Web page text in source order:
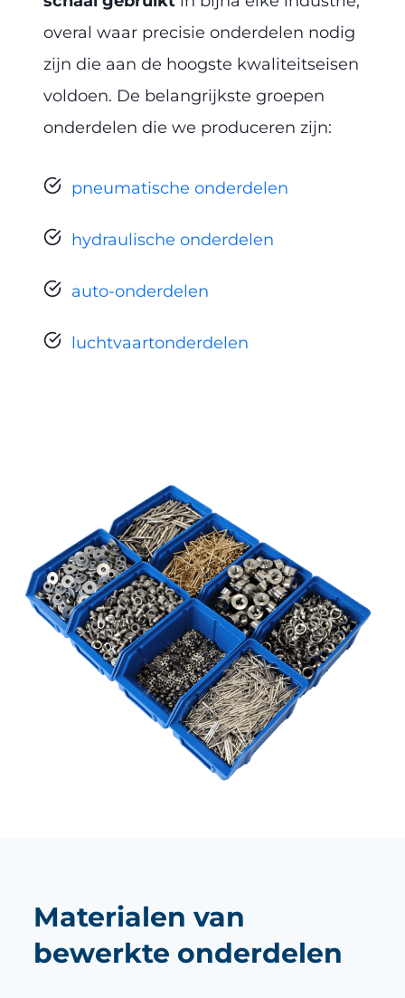
overal waar precisie onderdelen nodig
zijn die aan de hoogste kwaliteitseisen
voldoen. De belangrijkste groepen
onderdelen die we produceren zijn:
pneumatische onderdelen
hydraulische onderdelen
auto-onderdelen
luchtvaartonderdelen
Materialen van
bewerkte onderdelen